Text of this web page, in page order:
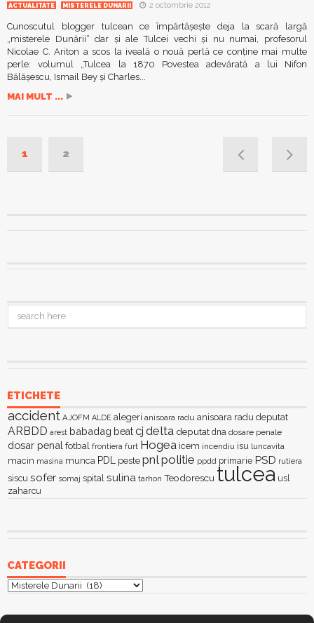
ACTUALITATE MISTERELE DUNARII 2 octombrie 2012
Cunoscutul blogger tulcean ce împărtăşeşte deja la scară largă
„misterele Dunării“ dar şi ale Tulcei vechi şi nu numai, profesorul
Nicolae C. Ariton a scos la iveală o nouă perlă ce conţine mai multe
perle: volumul „Tulcea la 1870 Povestea adevărată a lui Nifon
Bălășescu, Ismail Bey și Charles...
MAI MULT ...
1 2
ETICHETE
accident AJOFM ALDE alegeri anisoara radu anisoara radu deputat
ARBDD arest babadag beatcj delta deputat dna dosare penale
dosar penal fotbal frontiera furt Hogea icem incendiu isu luncavita
macin masina munca PDL peste pnlpolitie ppdd primarie PSD rutiera
siscu sofer somaj spital sulina tarhon Teodorescu tulcea usl
zaharcu
CATEGORII
Categorii